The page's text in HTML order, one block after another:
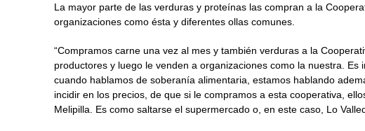
La mayor parte de las verduras y proteínas las compran a la
organizaciones como ésta y diferentes ollas comunes.
“Compramos carne una vez al mes y también verduras a la
productores y luego le venden a organizaciones como la nuestra.
cuando hablamos de soberanía alimentaria, estamos hablando
incidir en los precios, de que si le compramos a esta cooperativa,
Melipilla. Es como saltarse el supermercado o, en este caso, Lo